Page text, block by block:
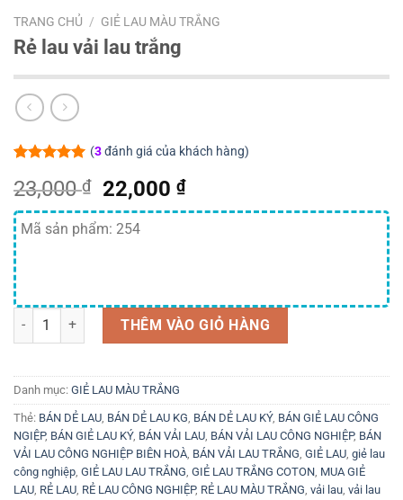
TRANG CHỦ / GIẺ LAU MÀU TRẮNG
Rẻ lau vải lau trắng
dựa trên
đánh giá
(3đánh giá của khách hàng)
23,000₫
Giá
gốc
là:
22,000₫Giá
hiện
Mã sản phẩm: 254
Rẻ lau vải lau trắng số lượngTHÊM VÀO GIỎ HÀNG
Danh mục: GIẺ LAU MÀU TRẮNG
Thẻ: BÁN DẺ LAU, BÁN DẺ LAU KG, BÁN DẺ LAU KÝ, BÁN GIẺ LAU CÔNG
NGIỆP, BÁN GIẺ LAU KÝ, BÁN VẢI LAU, BÁN VẢI LAU CÔNG NGHIỆP, BÁN
VẢI LAU CÔNG NGHIỆP BIÊN HOÀ, BÁN VẢI LAU TRẮNG, GIẺ LAU, giẻ lau
công nghiệp, GIẺ LAU LAU TRẮNG, GIẺ LAU TRẮNG COTON, MUA GIẺ
LAU, RẺ LAU, RẺ LAU CÔNG NGHIỆP, RẺ LAU MÀU TRẮNG, vải lau, vải lau